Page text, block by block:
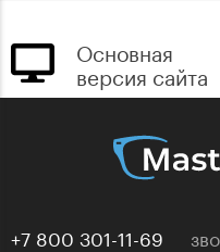
Основная
версия сайта
+7 800 301-11-69